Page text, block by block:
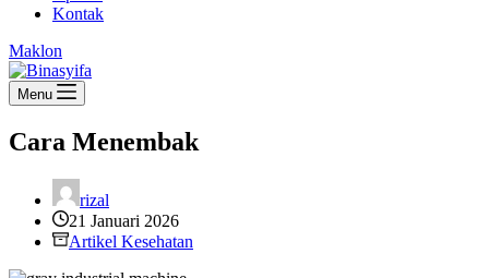
Kontak
Maklon
Menu
Cara Menembak
rizal
21 Januari 2026
Artikel Kesehatan